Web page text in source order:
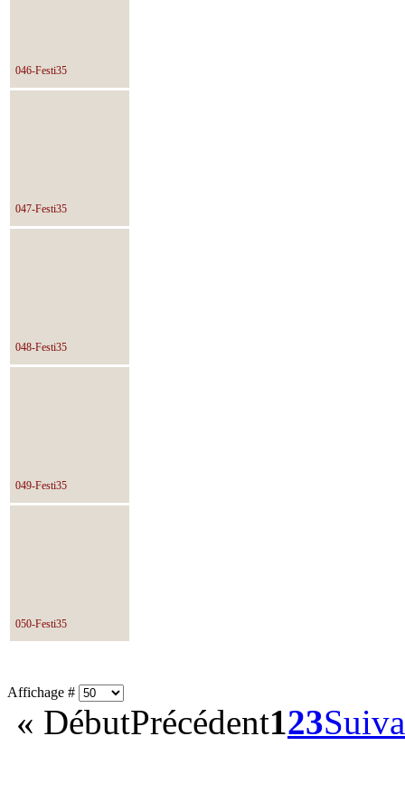
046-Festi35
047-Festi35
048-Festi35
049-Festi35
050-Festi35
Affichage #
« DébutPrécédent123